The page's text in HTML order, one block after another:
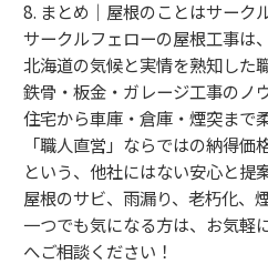
8. まとめ｜屋根のことはサーク
サークルフェローの屋根工事は、
北海道の気候と実情を熟知した
鉄骨・板金・ガレージ工事のノ
住宅から車庫・倉庫・煙突まで
「職人直営」ならではの納得価
という、他社にはない安心と提
屋根のサビ、雨漏り、老朽化、
一つでも気になる方は、お気軽
へご相談ください！